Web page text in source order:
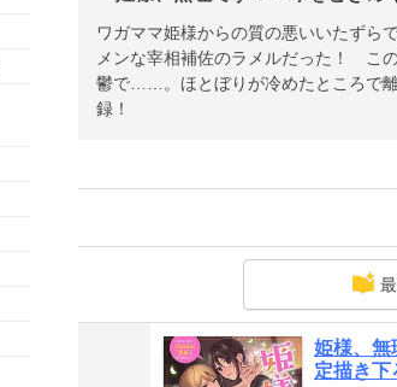
ワガママ姫様からの質の悪いいたずら
メンな宰相補佐のラメルだった！ こ
鬱で……。ほとぼりが冷めたところで
録！
姫様、無
定描き下